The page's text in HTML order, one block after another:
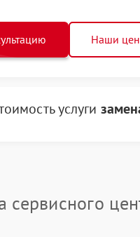
Наши
услуги
сервисного